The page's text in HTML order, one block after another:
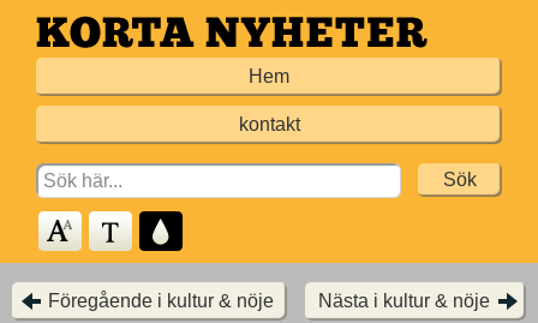
Hoppa
till
Hem
kontakt
Search
for:
Föregående i kultur & nöje Nästa i kultur & nöje